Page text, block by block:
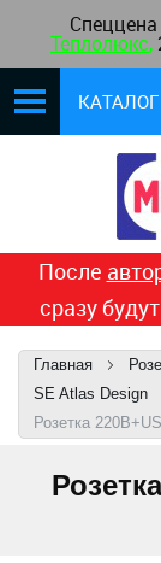
Спеццена
Теплолюкс,
КАТАЛОГ
После
сразу
Главная
SE Atlas Design
Розетка